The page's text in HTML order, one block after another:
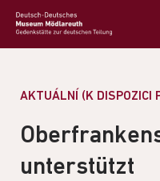
AKTUÁLNÍ (K DISPOZICI
unterstützt